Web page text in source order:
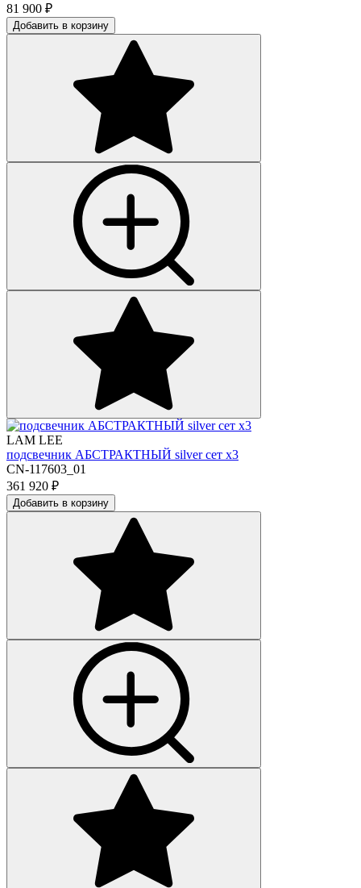
81 900 ₽
Добавить в корзину
LAM LEE
подсвечник АБСТРАКТНЫЙ silver сет х3
CN-117603_01
361 920 ₽
Добавить в корзину